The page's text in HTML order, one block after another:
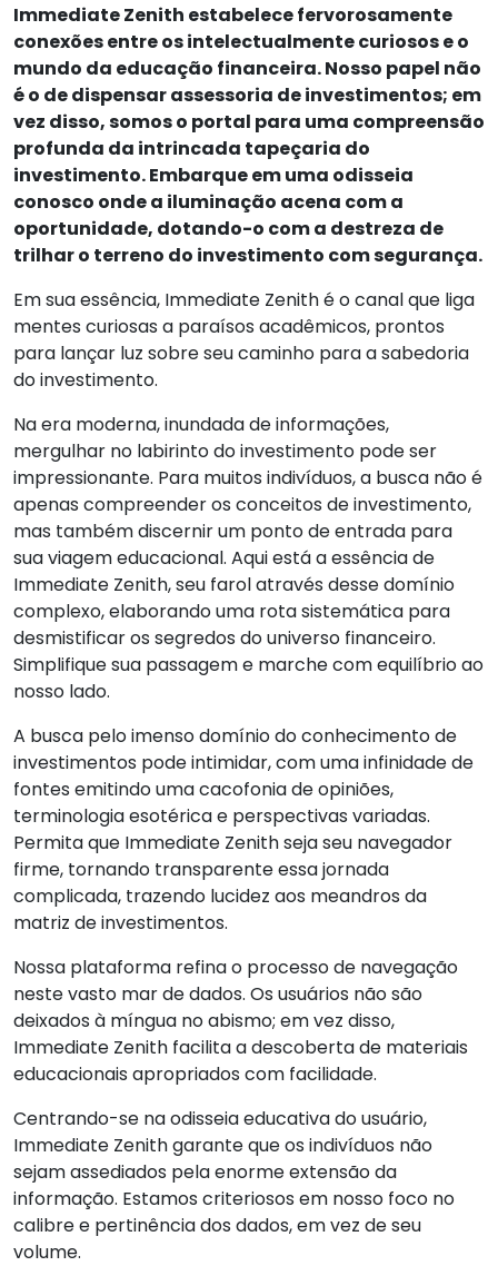
Immediate Zenith estabelece fervorosamente
conexões entre os intelectualmente curiosos e o
mundo da educação financeira. Nosso papel não
é o de dispensar assessoria de investimentos; em
vez disso, somos o portal para uma compreensão
profunda da intrincada tapeçaria do
investimento. Embarque em uma odisseia
conosco onde a iluminação acena com a
oportunidade, dotando-o com a destreza de
trilhar o terreno do investimento com segurança.
Em sua essência, Immediate Zenith é o canal que liga
mentes curiosas a paraísos acadêmicos, prontos
para lançar luz sobre seu caminho para a sabedoria
do investimento.
Na era moderna, inundada de informações,
mergulhar no labirinto do investimento pode ser
impressionante. Para muitos indivíduos, a busca não é
apenas compreender os conceitos de investimento,
mas também discernir um ponto de entrada para
sua viagem educacional. Aqui está a essência de
Immediate Zenith, seu farol através desse domínio
complexo, elaborando uma rota sistemática para
desmistificar os segredos do universo financeiro.
Simplifique sua passagem e marche com equilíbrio ao
nosso lado.
A busca pelo imenso domínio do conhecimento de
investimentos pode intimidar, com uma infinidade de
fontes emitindo uma cacofonia de opiniões,
terminologia esotérica e perspectivas variadas.
Permita que Immediate Zenith seja seu navegador
firme, tornando transparente essa jornada
complicada, trazendo lucidez aos meandros da
matriz de investimentos.
Nossa plataforma refina o processo de navegação
neste vasto mar de dados. Os usuários não são
deixados à míngua no abismo; em vez disso,
Immediate Zenith facilita a descoberta de materiais
educacionais apropriados com facilidade.
Centrando-se na odisseia educativa do usuário,
Immediate Zenith garante que os indivíduos não
sejam assediados pela enorme extensão da
informação. Estamos criteriosos em nosso foco no
calibre e pertinência dos dados, em vez de seu
volume.